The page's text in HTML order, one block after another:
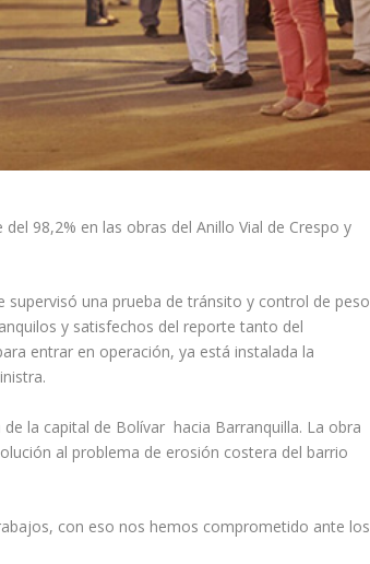
98,2% en las obras del Anillo Vial de Crespo y
supervisó una prueba de tránsito y control de peso
y satisfechos del reporte tanto del
entrar en operación, ya está instalada la
la capital de Bolívar hacia Barranquilla. La obra
al problema de erosión costera del barrio
con eso nos hemos comprometido ante los